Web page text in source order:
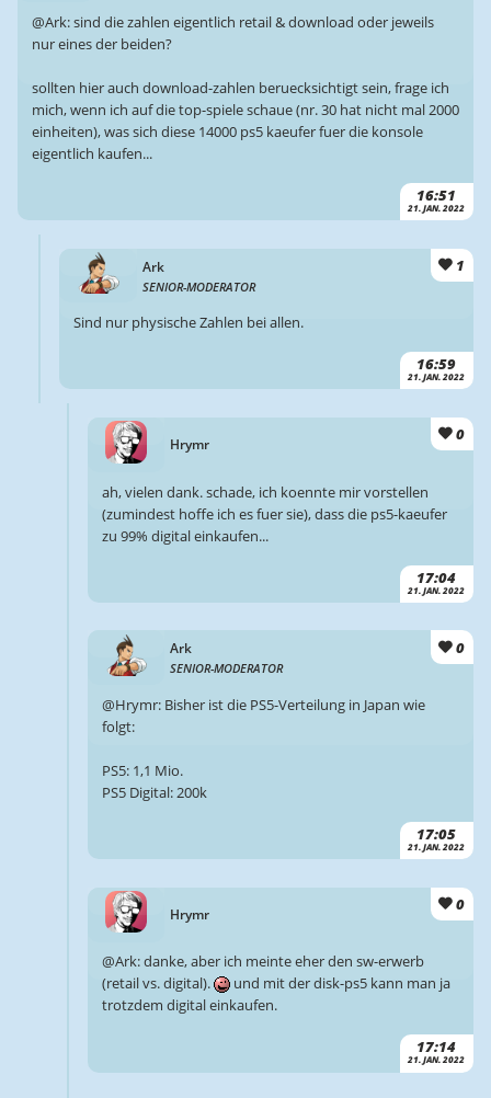
16:51
21. JAN. 2022
@Ark: sind die zahlen eigentlich retail & download oder jeweils
nur eines der beiden?
sollten hier auch download-zahlen beruecksichtigt sein, frage ich
mich, wenn ich auf die top-spiele schaue (nr. 30 hat nicht mal 2000
einheiten), was sich diese 14000 ps5 kaeufer fuer die konsole
eigentlich kaufen...
Ark
SENIOR-MODERATOR
1
16:59
21. JAN. 2022
Sind nur physische Zahlen bei allen.
Hrymr
0
17:04
21. JAN. 2022
ah, vielen dank. schade, ich koennte mir vorstellen
(zumindest hoffe ich es fuer sie), dass die ps5-kaeufer
zu 99% digital einkaufen...
Ark
SENIOR-MODERATOR
0
17:05
21. JAN. 2022
@Hrymr: Bisher ist die PS5-Verteilung in Japan wie
folgt:
PS5: 1,1 Mio.
PS5 Digital: 200k
Hrymr
0
17:14
21. JAN. 2022
@Ark: danke, aber ich meinte eher den sw-erwerb
(retail vs. digital).
und mit der disk-ps5 kann man ja
trotzdem digital einkaufen.